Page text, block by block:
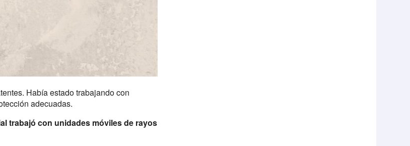
Había estado trabajando con
adecuadas.
trabajó con unidades móviles de rayos